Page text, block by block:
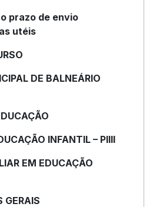
prazo de envio
utéis
DE BALNEÁRIO
INFANTIL – PIIII
EM EDUCAÇÃO
GERAIS